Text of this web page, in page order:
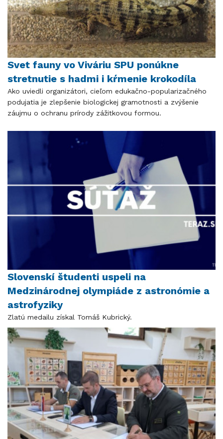
Svet fauny vo Viváriu SPU ponúkne
stretnutie s hadmi i kŕmenie krokodíla
Ako uviedli organizátori, cieľom edukačno-popularizačného
podujatia je zlepšenie biologickej gramotnosti a zvýšenie
záujmu o ochranu prírody zážitkovou formou.
Slovenskí študenti uspeli na
Medzinárodnej olympiáde z astronómie a
astrofyziky
Zlatú medailu získal Tomáš Kubrický.